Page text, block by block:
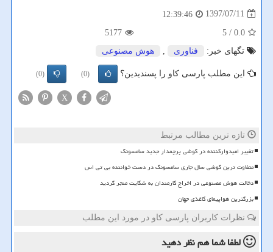
1397/07/11
12:39:46
0.0
/ 5
5177
تگهای خبر:
فناوری هوش مصنوعی
این مطلب پارسی کاو را پسندیدین؟ (0)
(0)
X
تازه ترین مطالب مرتبط
تغییر امیدوارکننده در گوشی پرچمدار جدید سامسونگ
متفاوت ترین گوشی سال جاری سامسونگ در دست خواننده بی تی اس
دخالت هوش مصنوعی در اخراج کارمندان به شکایت منجر گردید
بزرگترین هواپیمای کاغذی جهان
نظرات کاربران پارسی کاو در مورد این مطلب
لطفا شما همنظر دهید